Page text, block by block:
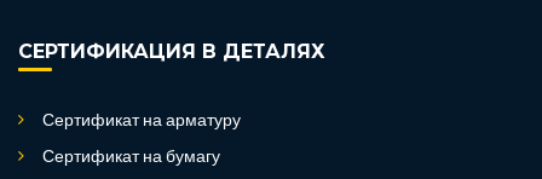
СЕРТИФИКАЦИЯ В ДЕТАЛЯХ
Сертификат на арматуру
Сертификат на бумагу